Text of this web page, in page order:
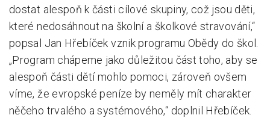
dostat alespoň k části cílové skupiny, což jsou děti,
které nedosáhnout na školní a školkové stravování,“
popsal Jan Hřebíček vznik programu Obědy do škol.
„Program chápeme jako důležitou část toho, aby se
alespoň části dětí mohlo pomoci, zároveň ovšem
víme, že evropské peníze by neměly mít charakter
něčeho trvalého a systémového,“ doplnil Hřebíček.